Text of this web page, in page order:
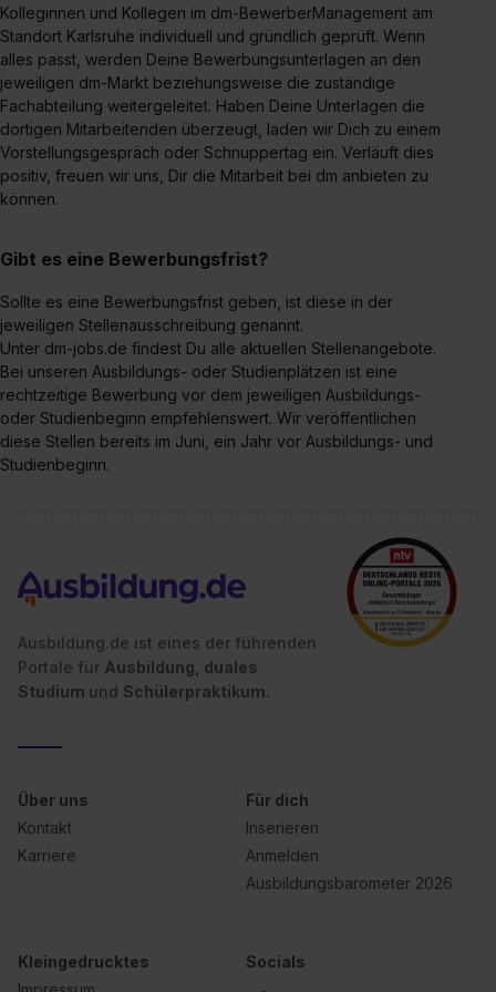
S. 1 lit. a) DS-GVO). Die USA verfügen über kein
angemessenes Datenschutzniveau (EuGH – Schrems
II). Du kannst die von dir erteilte Einwilligung jederzeit mit
Wirkung für die Zukunft ganz oder teilweise über unsere
Datenschutzerklärung unter dem Punkt „Datenschutz-
Einstellungen“ widerrufen. Weitere Informationen zu den
einzelnen Cookies findest du durch Klick auf „Details
zeigen“. Weitere Informationen:
Kolleginnen und Kollegen im dm-BewerberManagement am
Standort Karlsruhe individuell und gründlich geprüft. Wenn
alles passt, werden Deine Bewerbungsunterlagen an den
jeweiligen dm-Markt beziehungsweise die zuständige
Fachabteilung weitergeleitet. Haben Deine Unterlagen die
dortigen Mitarbeitenden überzeugt, laden wir Dich zu einem
Vorstellungsgespräch oder Schnuppertag ein. Verläuft dies
positiv, freuen wir uns, Dir die Mitarbeit bei dm anbieten zu
können.
Gibt es eine Bewerbungsfrist?
Sollte es eine Bewerbungsfrist geben, ist diese in der
jeweiligen Stellenausschreibung genannt.
Unter dm-jobs.de findest Du alle aktuellen Stellenangebote.
Bei unseren Ausbildungs- oder Studienplätzen ist eine
rechtzeitige Bewerbung vor dem jeweiligen Ausbildungs-
oder Studienbeginn empfehlenswert. Wir veröffentlichen
diese Stellen bereits im Juni, ein Jahr vor Ausbildungs- und
Studienbeginn.
Ausbildung.de ist eines der führenden
Portale für Ausbildung, duales
Studium und Schülerpraktikum.
Über uns
Kontakt
Karriere
Für dich
Inserieren
Anmelden
Ausbildungsbarometer 2026
Kleingedrucktes
Socials